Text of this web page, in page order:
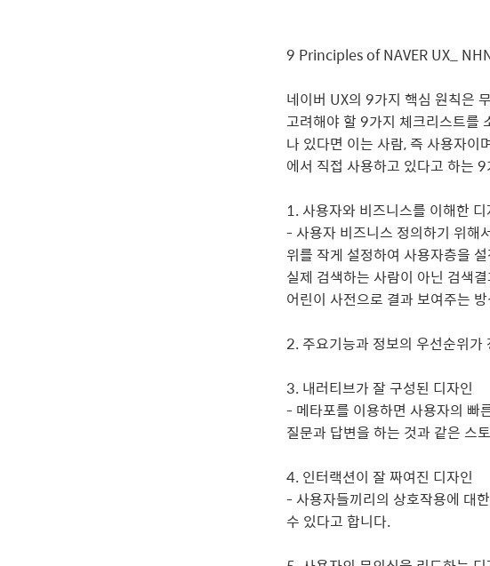
9 Principles of NAVER UX_
네이버 UX의 9가지 핵심 원칙은
고려해야 할 9가지 체크리스트를
나 있다면 이는 사람, 즉 사용자이
에서 직접 사용하고 있다고 하는
1. 사용자와 비즈니스를 이해한 디
- 사용자 비즈니스 정의하기 위해
위를 작게 설정하여 사용자층을
실제 검색하는 사람이 아닌 검색
어린이 사전으로 결과 보여주는
2. 주요기능과 정보의 우선순위가
3. 내러티브가 잘 구성된 디자인
- 메타포를 이용하면 사용자의 빠
질문과 답변을 하는 것과 같은 스
4. 인터랙션이 잘 짜여진 디자인
- 사용자들끼리의 상호작용에 대
수 있다고 합니다.